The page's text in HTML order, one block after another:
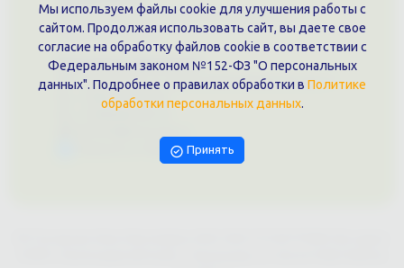
Политика обработки персональных данных
Публичная оферта
Контакты филиала
г. Краснодар, ул. Шоссе Нефтяников, 28, оф. 51
+7 (861)202-09-02
+7 (909)466-00-16
Написать в Telegram
Мы используем файлы cookie для улучшения работы с
сайтом. Продолжая использовать сайт, вы даете свое
согласие на обработку файлов cookie в соответствии с
Федеральным законом №152-ФЗ "О персональных
данных". Подробнее о правилах обработки в Политике
обработки персональных данных.
Принять